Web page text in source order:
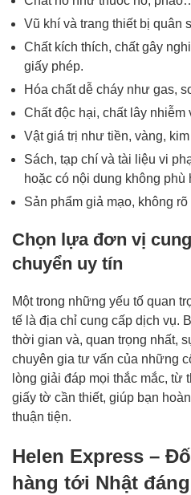
Vũ khí và trang thiết bị quân
Chất kích thích, chất gây
giấy phép.
Hóa chất dễ cháy như gas,
Chất độc hại, chất lây nhiễm
Vật giá trị như tiền, vàng,
Sách, tạp chí và tài liệu vi
hoặc có nội dung không phù
Sản phẩm giả mạo, không
Chọn lựa đơn vị
chuyển uy tín
Một trong những yếu tố quan
tế là địa chỉ cung cấp dịch vụ.
thời gian và, quan trọng nhất,
chuyên gia tư vấn của những
lòng giải đáp mọi thắc mắc,
giấy tờ cần thiết, giúp bạn
thuận tiện.
Helen Express –
hàng tới Nhật